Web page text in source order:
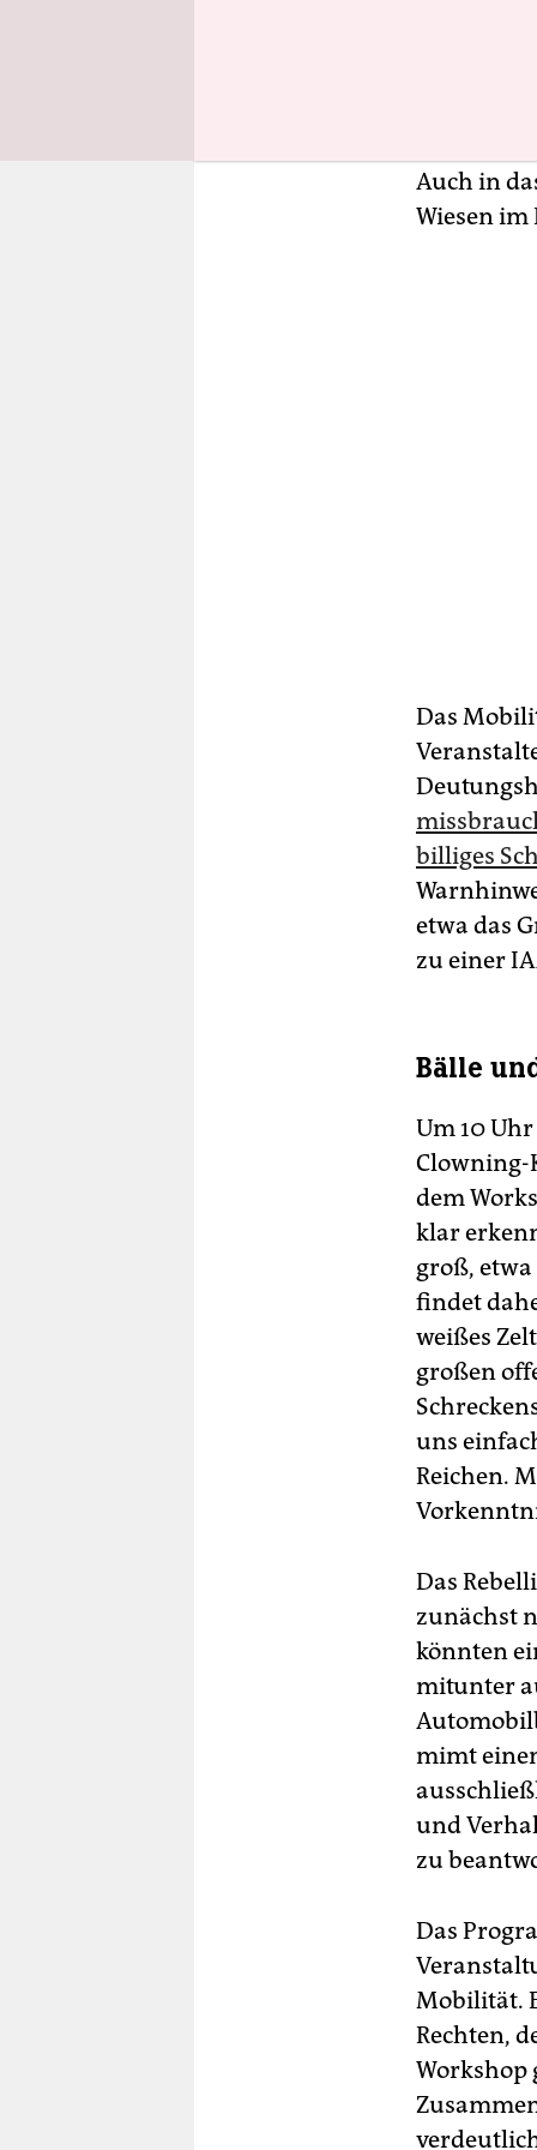
Der
Auch in
Wiesen
Das
billiges
etwa das
zu einer
Bälle
Um 10
Clowning-
dem
klar
groß,
findet
weißes
großen
uns
Reichen.
Das
zunächst
könnten
mitunter
mimt
und
zu
Das
Mobilität.
Rechten,
Workshop